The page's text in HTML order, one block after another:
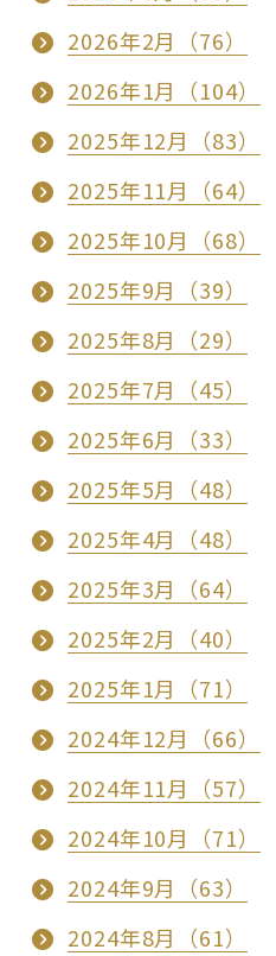
2026年2月（76）
2026年1月（104）
2025年12月（83）
2025年11月（64）
2025年10月（68）
2025年9月（39）
2025年8月（29）
2025年7月（45）
2025年6月（33）
2025年5月（48）
2025年4月（48）
2025年3月（64）
2025年2月（40）
2025年1月（71）
2024年12月（66）
2024年11月（57）
2024年10月（71）
2024年9月（63）
2024年8月（61）